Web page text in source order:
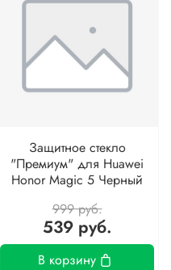
Защитное стекло
"Премиум" для Huawei
Honor Magic 5 Черный
999 руб.
539 руб.
В корзину